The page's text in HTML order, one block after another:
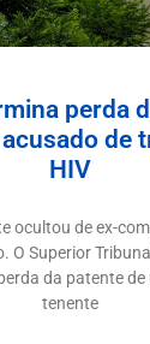
perda
de
HIV
ocultou de ex-
O Superior
da patente de
tenente